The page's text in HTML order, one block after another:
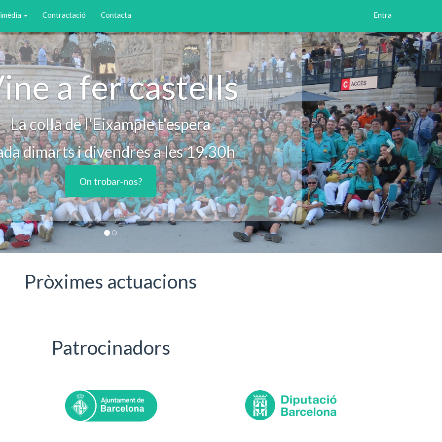
Contractació Contacta Entra
a fer castells
La colla de l'Eixample t'espera
dimarts i divendres a les 19.30h
On trobar-nos?
Següent
Pròximes actuacions
Patrocinadors